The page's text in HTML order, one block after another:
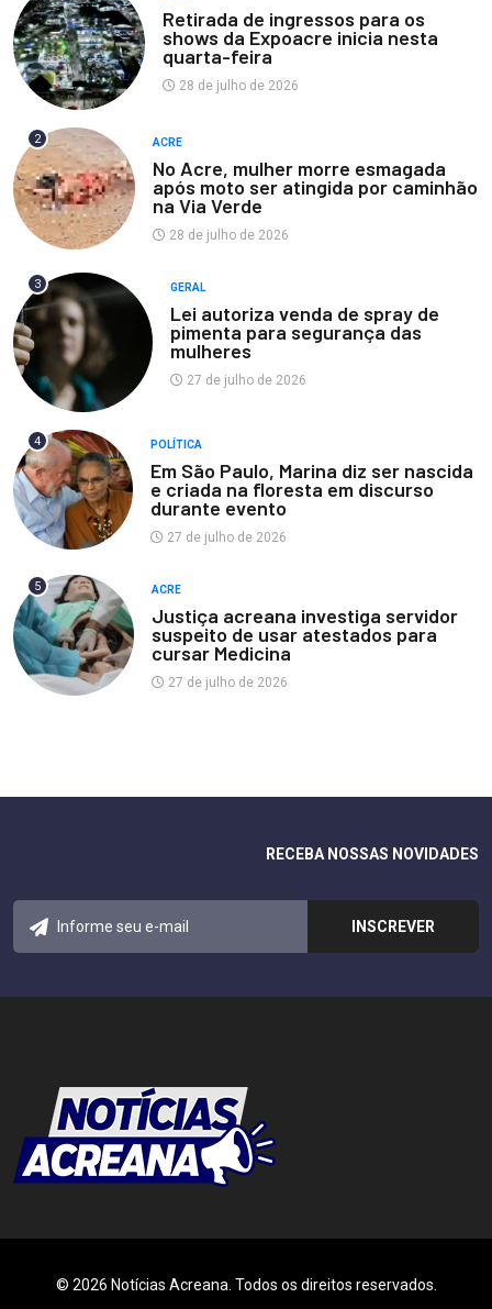
Retirada de ingressos para os
shows da Expoacre inicia nesta
quarta-feira
28 de julho de 2026
2 ACRE
No Acre, mulher morre esmagada
após moto ser atingida por caminhão
na Via Verde
28 de julho de 2026
3 GERAL
Lei autoriza venda de spray de
pimenta para segurança das
mulheres
27 de julho de 2026
4 POLÍTICA
Em São Paulo, Marina diz ser nascida
e criada na floresta em discurso
durante evento
27 de julho de 2026
5 ACRE
Justiça acreana investiga servidor
suspeito de usar atestados para
cursar Medicina
27 de julho de 2026
RECEBA NOSSAS NOVIDADES
© 2026 Notícias Acreana. Todos os direitos reservados.